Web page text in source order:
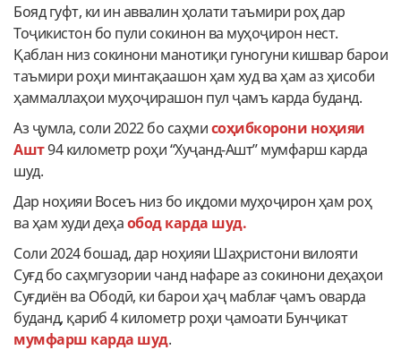
Бояд гуфт, ки ин аввалин ҳолати таъмири роҳ дар
Тоҷикистон бо пули сокинон ва муҳоҷирон нест.
Қаблан низ сокинони манотиқи гуногуни кишвар барои
таъмири роҳи минтақаашон ҳам худ ва ҳам аз ҳисоби
ҳаммаллаҳои муҳоҷирашон пул ҷамъ карда буданд.
Аз ҷумла, соли 2022 бо саҳмисоҳибкорони ноҳияи
Ашт94 километр роҳи “Хуҷанд-Ашт” мумфарш карда
шуд.
Дар ноҳияи Восеъ низ бо иқдоми муҳоҷирон ҳам роҳ
ва ҳам худи деҳаобод карда шуд.
Соли 2024 бошад, дар ноҳияи Шаҳристони вилояти
Суғд бо саҳмгузории чанд нафаре аз сокинони деҳаҳои
Суғдиён ва Ободӣ, ки барои ҳаҷ маблағ ҷамъ оварда
буданд, қариб 4 километр роҳи ҷамоати Бунҷикат
мумфарш карда шуд.